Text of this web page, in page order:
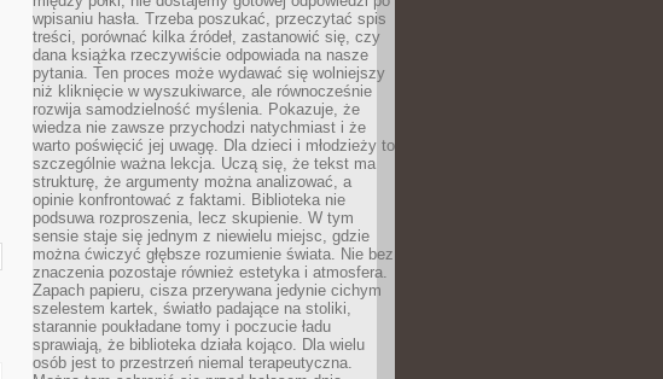
wpisaniu hasła. Trzeba poszukać, przeczytać spis
treści, porównać kilka źródeł, zastanowić się, czy
dana książka rzeczywiście odpowiada na nasze
pytania. Ten proces może wydawać się wolniejszy
niż kliknięcie w wyszukiwarce, ale równocześnie
rozwija samodzielność myślenia. Pokazuje, że
wiedza nie zawsze przychodzi natychmiast i że
warto poświęcić jej uwagę. Dla dzieci i młodzieży to
szczególnie ważna lekcja. Uczą się, że tekst ma
strukturę, że argumenty można analizować, a
opinie konfrontować z faktami. Biblioteka nie
podsuwa rozproszenia, lecz skupienie. W tym
sensie staje się jednym z niewielu miejsc, gdzie
można ćwiczyć głębsze rozumienie świata. Nie bez
znaczenia pozostaje również estetyka i atmosfera.
Zapach papieru, cisza przerywana jedynie cichym
szelestem kartek, światło padające na stoliki,
starannie poukładane tomy i poczucie ładu
sprawiają, że biblioteka działa kojąco. Dla wielu
osób jest to przestrzeń niemal terapeutyczna.